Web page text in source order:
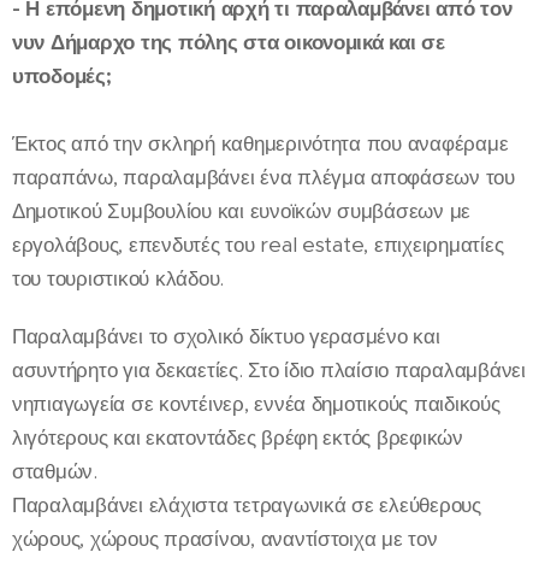
- Η επόμενη δημοτική αρχή τι παραλαμβάνει από τον
νυν Δήμαρχο της πόλης στα οικονομικά και σε
υποδομές;
Έκτος από την σκληρή καθημερινότητα που αναφέραμε
παραπάνω, παραλαμβάνει ένα πλέγμα αποφάσεων του
Δημοτικού Συμβουλίου και ευνοϊκών συμβάσεων με
εργολάβους, επενδυτές του real estate, επιχειρηματίες
του τουριστικού κλάδου.
Παραλαμβάνει το σχολικό δίκτυο γερασμένο και
ασυντήρητο για δεκαετίες. Στο ίδιο πλαίσιο παραλαμβάνει
νηπιαγωγεία σε κοντέινερ, εννέα δημοτικούς παιδικούς
λιγότερους και εκατοντάδες βρέφη εκτός βρεφικών
σταθμών.
Παραλαμβάνει ελάχιστα τετραγωνικά σε ελεύθερους
χώρους, χώρους πρασίνου, αναντίστοιχα με τον